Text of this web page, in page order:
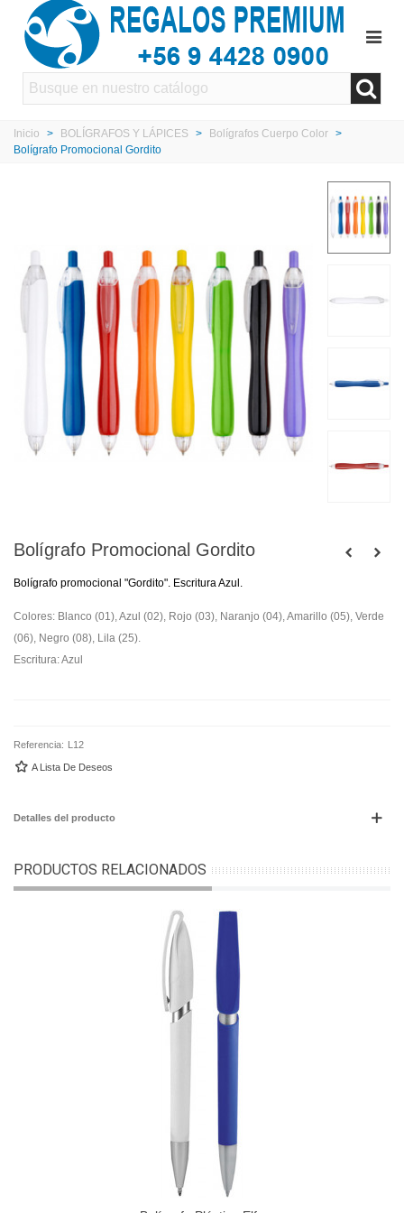
Inicio > BOLÍGRAFOS Y LÁPICES > Bolígrafos Cuerpo Color >
Bolígrafo Promocional Gordito
Bolígrafo Promocional Gordito
Bolígrafo promocional "Gordito". Escritura Azul.
Colores: Blanco (01), Azul (02), Rojo (03), Naranjo (04), Amarillo (05), Verde
(06), Negro (08), Lila (25).
Escritura: Azul
Referencia: L12
A Lista De Deseos
Detalles del producto
PRODUCTOS RELACIONADOS